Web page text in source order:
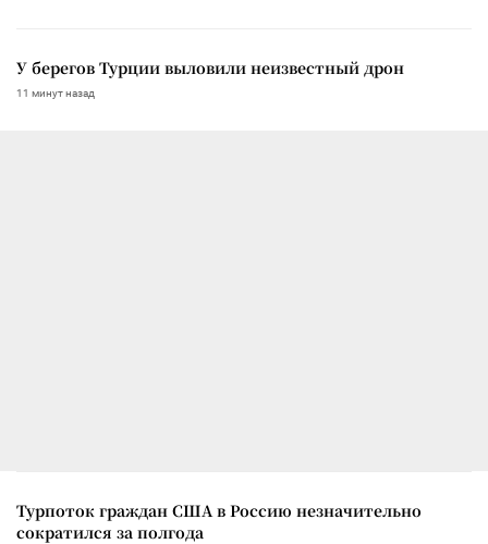
У берегов Турции выловили неизвестный дрон
11 минут назад
Турпоток граждан США в Россию незначительно
сократился за полгода